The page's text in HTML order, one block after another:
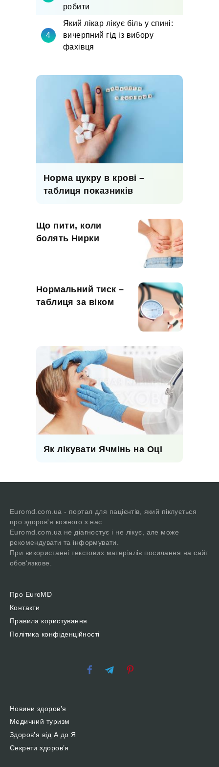
робити
Який лікар лікує біль у спині:
вичерпний гід із вибору
фахівця
Норма цукру в крові –
таблиця показників
Що пити, коли
болять Нирки
Нормальний тиск –
таблиця за віком
Як лікувати Ячмінь на Оці
Euromd.com.ua - портал для пацієнтів, який піклується
про здоров'я кожного з нас.
Euromd.com.ua не діагностує і не лікує, але може
рекомендувати та інформувати.
При використанні текстових матеріалів посилання на сайт
обов'язкове.
Про EuroMD
Контакти
Правила користування
Політика конфіденційності
Новини здоров’я
Медичний туризм
Здоров’я від А до Я
Секрети здоров’я